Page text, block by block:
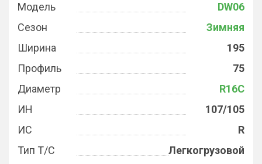
Модель
DW06
Сезон
Зимняя
Ширина
195
Профиль
75
Диаметр
R16C
ИН
107/105
ИС
R
Тип Т/С
Легкогрузовой